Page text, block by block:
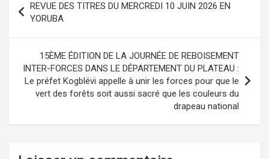
de
l’article
REVUE DES TITRES DU MERCREDI 10 JUIN 2026 EN
YORUBA
15ÈME ÉDITION DE LA JOURNÉE DE REBOISEMENT
INTER-FORCES DANS LE DÉPARTEMENT DU PLATEAU :
Le préfet Kogblévi appelle à unir les forces pour que le
vert des forêts soit aussi sacré que les couleurs du
drapeau national